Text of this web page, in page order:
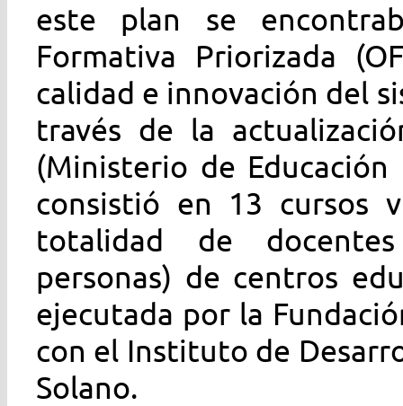
este plan se
Formativa Priorizada
calidad e innovación del
través de la
(Ministerio de
consistió en 13 cursos
totalidad de
personas) de centros
ejecutada por la
con el Instituto de
Solano.